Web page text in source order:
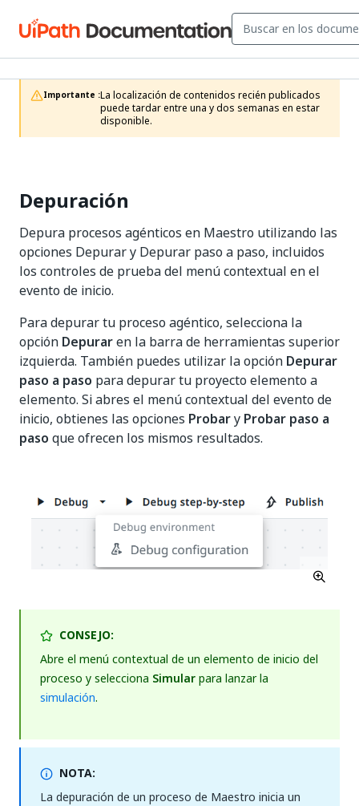
Importante :La localización de contenidos recién publicados
puede tardar entre una y dos semanas en estar
disponible.
Depuración
Depura procesos agénticos en Maestro utilizando las
opciones Depurar y Depurar paso a paso, incluidos
los controles de prueba del menú contextual en el
evento de inicio.
Para depurar tu proceso agéntico, selecciona la
opción Depuraren la barra de herramientas superior
izquierda. También puedes utilizar la opción Depurar
paso a paso para depurar tu proyecto elemento a
elemento. Si abres el menú contextual del evento de
inicio, obtienes las opciones Probary Probar paso a
paso que ofrecen los mismos resultados.
CONSEJO:
Abre el menú contextual de un elemento de inicio del
proceso y selecciona Simularpara lanzar la
simulación.
NOTA:
La depuración de un proceso de Maestro inicia un